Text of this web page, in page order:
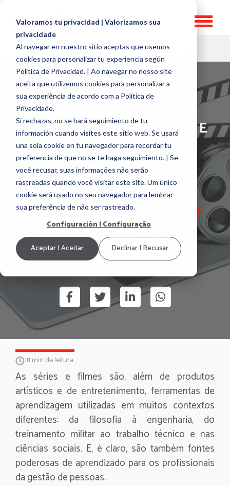
Valoramos tu privacidad | Valorizamos sua
privacidade
Al navegar en nuestro sitio aceptas que usemos
cookies para personalizar tu experiencia según
Politica de Privacidad. | Ao navegar no nosso site
aceita que utilizemos cookies para personalizar a
sua experiência de acordo com a Política de
Privacidade.
Si rechazas, no se hará seguimiento de tu
información cuando visites este sitio web. Se usará
una sola cookie en tu navegador para recordar tu
preferencia de que no se te haga seguimiento. | Se
você recusar, suas informações não serão
rastreadas quando você visitar este site. Um único
cookie será usado no seu navegador para lembrar
sua preferência de não ser rastreado.
Configuración | Configuração
Aceptar | Aceitar Declinar | Recusar
HR TOPICS
RECOMENDAÇÕES DOS
#HRINFLUENCERS - SÉRIES E
FILMES
porJosé Guerra
28 July, 2021
RRHH Digital
#HRInfluencersLatAm
hrInfluencers2021
recomendações
séries
Filmes
11 min de leitura.
As séries e filmes são, além de produtos
artísticos e de entretenimento, ferramentas de
aprendizagem utilizadas em muitos contextos
diferentes: da filosofia à engenharia, do
treinamento militar ao trabalho técnico e nas
ciências sociais. E, é claro, são também fontes
poderosas de aprendizado para os profissionais
da gestão de pessoas.